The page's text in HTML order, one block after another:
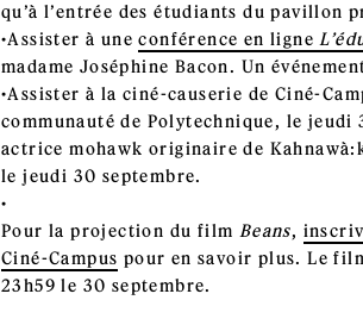
qu’à l’entrée des étudiants du pavillon
Assister à uneconférence en ligne
madame Joséphine Bacon. Un
Assister à la ciné-causerie de Ciné-
communauté de Polytechnique, le
actrice mohawk originaire de
le jeudi 30 septembre.
Pour la projection du film Beans,
Ciné-Campus pour en savoir plus. Le
23h59 le 30 septembre.